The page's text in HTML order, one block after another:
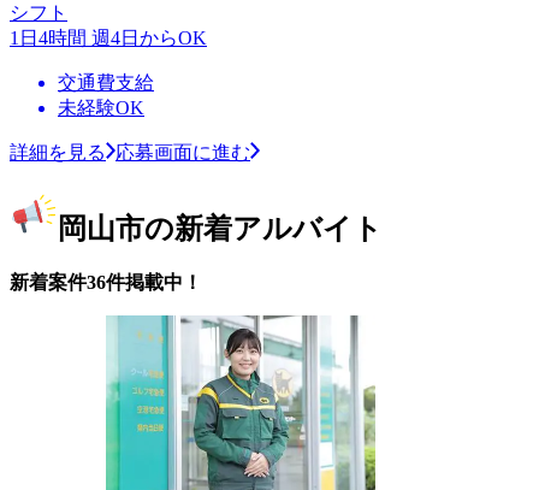
シフト
1日4時間 週4日からOK
交通費支給
未経験OK
詳細を見る 応募画面に進む
岡山市の新着アルバイト
新着案件36件掲載中！